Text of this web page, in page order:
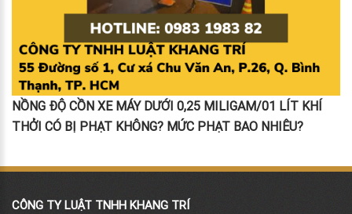
NỒNG ĐỘ CỒN XE MÁY DƯỚI 0,25 MILIGAM/01 LÍT KHÍ
THỞI CÓ BỊ PHẠT KHÔNG? MỨC PHẠT BAO NHIÊU?
CÔNG TY LUẬT TNHH KHANG TRÍ